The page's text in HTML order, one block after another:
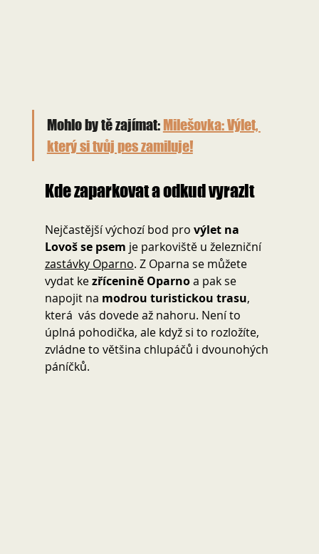
Mohlo by tě zajímat: Milešovka: Výlet,
který si tvůj pes zamiluje!
Kde zaparkovat a odkud vyrazit
Nejčastější výchozí bod pro výlet na
Lovoš se psem je parkoviště u železniční
zastávky Oparno. Z Oparna se můžete
vydat ke zřícenině Oparno a pak se
napojit na modrou turistickou trasu,
která  vás dovede až nahoru. Není to
úplná pohodička, ale když si to rozložíte,
zvládne to většina chlupáčů i dvounohých
páníčků.